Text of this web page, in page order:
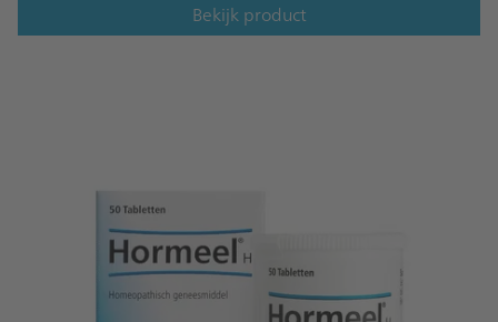
Bekijk product